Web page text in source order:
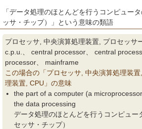
「データ処理のほとんどを行うコンピュー
ッサ・チップ）」という意味の類語
プロセッサ, 中央演算処理装置, プロセッサ
c.p.u.、 central processor、 central
processor、 mainframe
この場合の「プロセッサ, 中央演算処理装
理装置, CPU」の意味
the part of a computer (a
the data processing
データ処理のほとんどを行うコンピュー
セッサ・チップ）